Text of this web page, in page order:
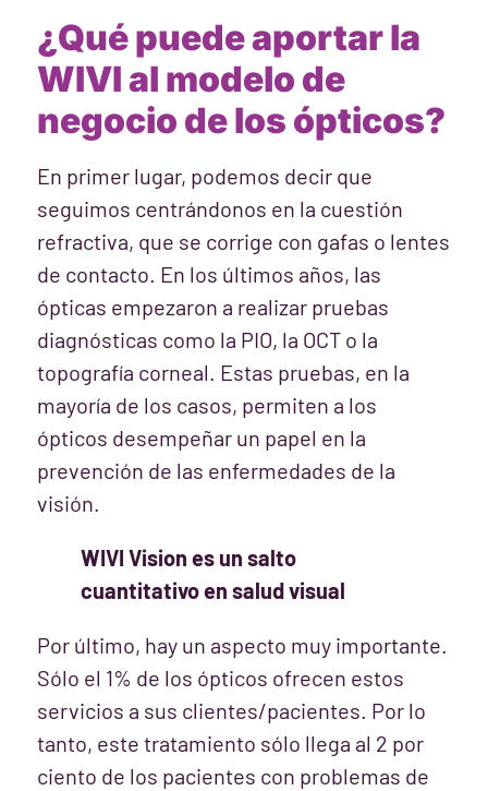
¿Qué puede aportar la
WIVI al modelo de
negocio de los ópticos?
En primer lugar, podemos decir que
seguimos centrándonos en la cuestión
refractiva, que se corrige con gafas o lentes
de contacto. En los últimos años, las
ópticas empezaron a realizar pruebas
diagnósticas como la PIO, la OCT o la
topografía corneal. Estas pruebas, en la
mayoría de los casos, permiten a los
ópticos desempeñar un papel en la
prevención de las enfermedades de la
visión.
WIVI Vision es un salto
cuantitativo en salud visual
Por último, hay un aspecto muy importante.
Sólo el 1% de los ópticos ofrecen estos
servicios a sus clientes/pacientes. Por lo
tanto, este tratamiento sólo llega al 2 por
ciento de los pacientes con problemas de